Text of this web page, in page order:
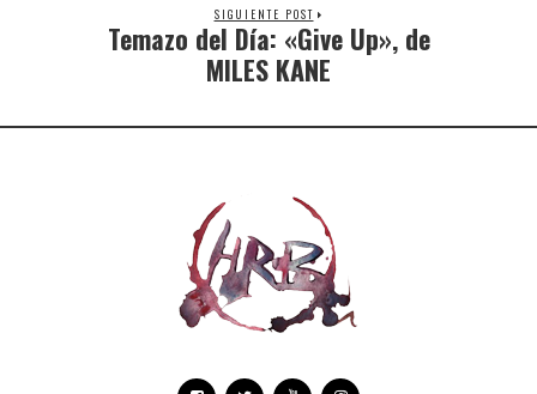
SIGUIENTE POST
Temazo del Día: «Give Up», de
MILES KANE